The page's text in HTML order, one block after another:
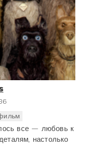
все — любовь к
настолько